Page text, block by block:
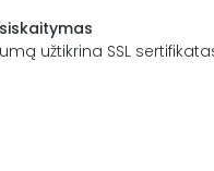
užtikrina SSL